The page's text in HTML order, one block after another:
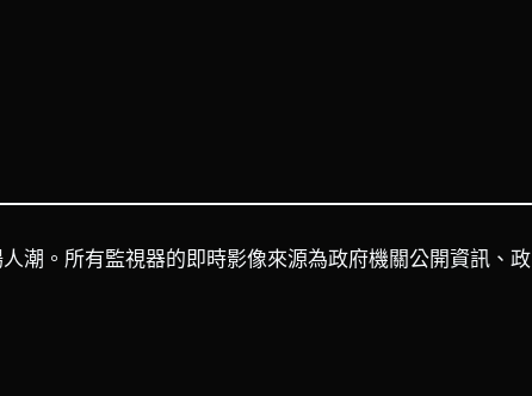
潮。所有監視器的即時影像來源為政府機關公開資訊、政